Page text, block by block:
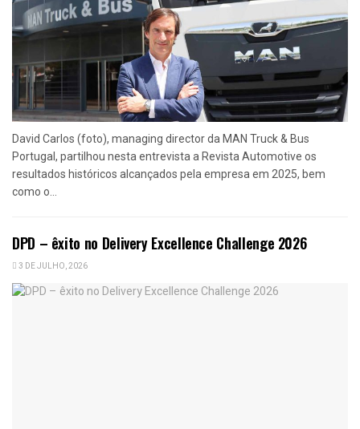
David Carlos (foto), managing director da MAN Truck & Bus
Portugal, partilhou nesta entrevista a Revista Automotive os
resultados históricos alcançados pela empresa em 2025, bem
como o...
DPD – êxito no Delivery Excellence Challenge 2026
3 DE JULHO, 2026